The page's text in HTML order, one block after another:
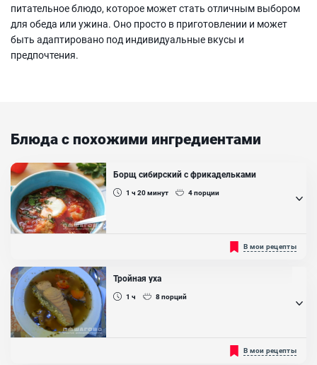
питательное блюдо, которое может стать отличным выбором
для обеда или ужина. Оно просто в приготовлении и может
быть адаптировано под индивидуальные вкусы и
предпочтения.
Блюда с похожими ингредиентами
Борщ сибирский с фрикадельками
1 ч 20минут 4порции
Фрикадельки (маленькие шарики фарша) в супе, добавляют
Ингредиенты:
Фарш свино-говяжий , Свекла, Картофель, Морковь , Лук
репчатый, Чеснок, Фасоль консервированная, Капуста
белокочанная, Помидоры в собственном соку, Петрушка (зелень),
Подсолнечное масло
В мои рецепты
Тройная уха
1 ч 8порций
Тройная уха - как видно по названию, уха, приготовленная из трех
видов рыбы. Для большего вкуса его можно приготовить в
В мои рецепты